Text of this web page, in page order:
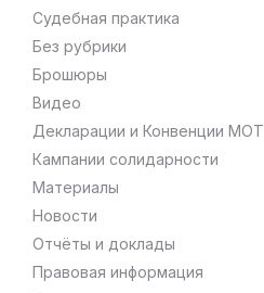
Cудебная практика
Без рубрики
Брошюры
Видео
Декларации и Конвенции МОТ
Кампании солидарности
Материалы
Новости
Отчёты и доклады
Правовая информация